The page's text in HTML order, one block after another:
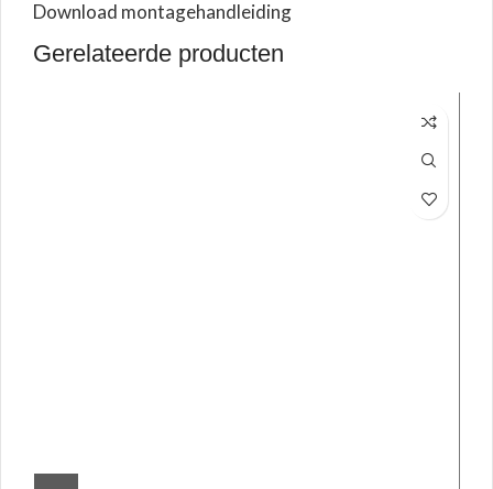
Download montagehandleiding
Gerelateerde producten